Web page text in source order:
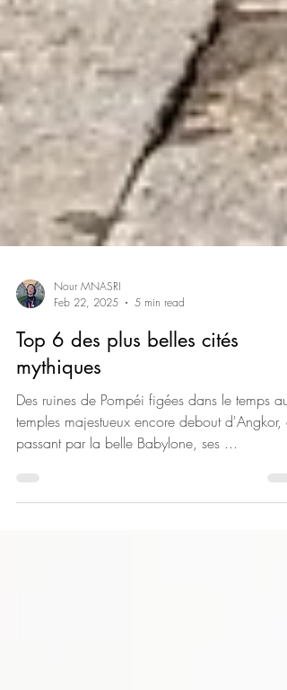
Feb 22, 2025
5 min read
Top 6 des plus belles cités
mythiques
Des ruines de Pompéi figées dans le temps aux
passant par la belle Babylone, ses ...